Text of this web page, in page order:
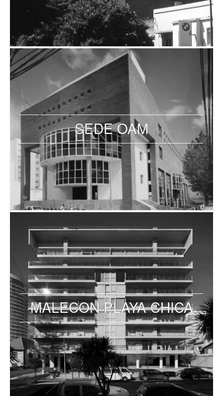
SEDE OAM
MALECON PLAYA CHICA